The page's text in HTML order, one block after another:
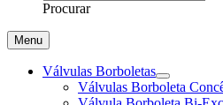
Procurar
Menu
Válvulas Borboletas
Válvulas Borboleta